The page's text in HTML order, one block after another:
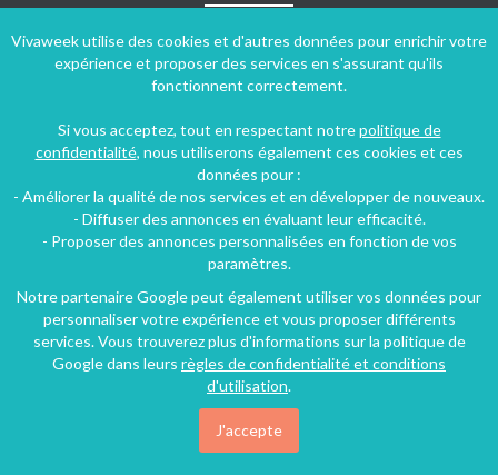
Vivaweek utilise des cookies et d'autres données pour enrichir votre
expérience et proposer des services en s'assurant qu'ils
fonctionnent correctement.
Si vous acceptez, tout en respectant notrepolitique de
confidentialité, nous utiliserons également ces cookies et ces
données pour :
- Améliorer la qualité de nos services et en développer de nouveaux.
- Diffuser des annonces en évaluant leur efficacité.
- Proposer des annonces personnalisées en fonction de vos
paramètres.
Notre partenaire Google peut également utiliser vos données pour
personnaliser votre expérience et vous proposer différents
services. Vous trouverez plus d'informations sur la politique de
Google dans leurs règles de confidentialité et conditions
d'utilisation.
J'accepte
Conditions générales d'utilisation- Politique de confidentialité
Copyright © 2009 ‐ 2026 Vivaweek ‐ Tous droits réservés ‐
Dernière mise à jour du site : 09 août 2026